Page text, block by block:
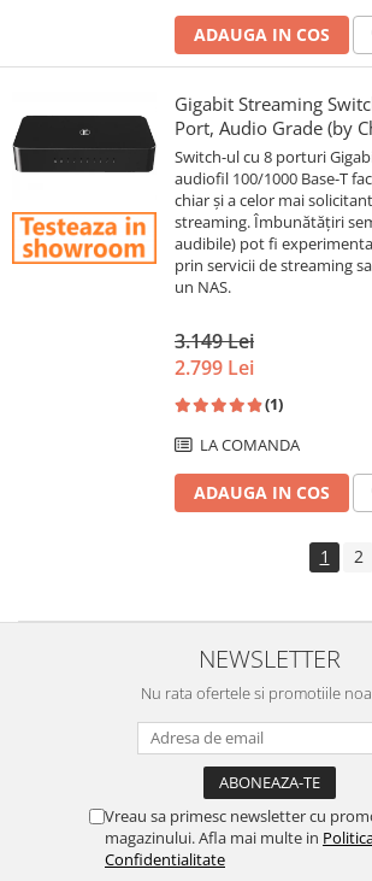
ADAUGA IN COS
Gigabit Streaming
Port, Audio Grade (by
Switch-ul cu 8 porturi
audiofil 100/1000 Base-T
chiar și a celor mai
streaming. Îmbunătățiri
audibile) pot fi
prin servicii de streaming
un NAS.
3.149 Lei
2.799 Lei
(1)
LA COMANDA
ADAUGA IN COS
1 2
NEWSLETTER
Nu rata ofertele si promotiile
Vreau sa primesc newsletter cu
magazinului. Afla mai multe in
Confidentialitate